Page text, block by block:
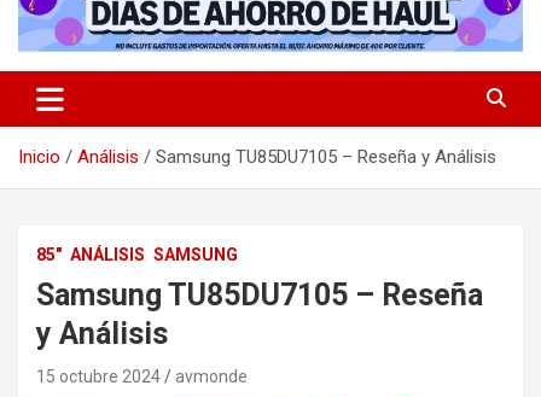
Últimas Pruebas en Televisores
y Cine en Casa
Inicio Análisis Samsung TU85DU7105 – Reseña y Análisis
85" ANÁLISIS SAMSUNG
Samsung TU85DU7105 – Reseña
y Análisis
15 octubre 2024 avmonde